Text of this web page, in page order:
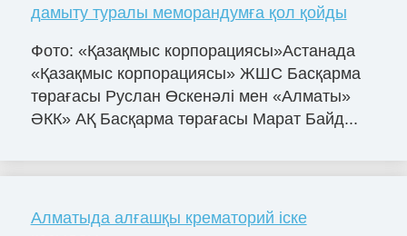
дамыту туралы меморандумға қол қойды
Фото: «Қазақмыс корпорациясы»Астанада
«Қазақмыс корпорациясы» ЖШС Басқарма
төрағасы Руслан Өскенәлі мен «Алматы»
ӘКК» АҚ Басқарма төрағасы Марат Байд...
Алматыда алғашқы крематорий іске